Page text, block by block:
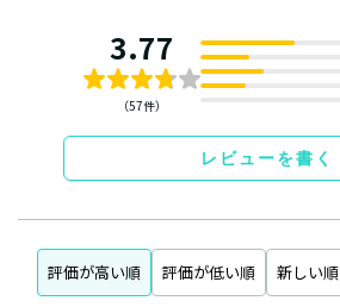
3.77
（57件）
レビューを書く
評価が高い順 評価が低い順 新しい順